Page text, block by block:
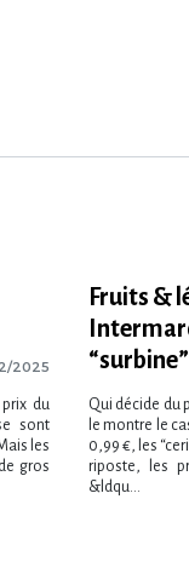
2025
du
sont
les
gros
Fruits &
“surbine”
Qui décide du
le montre le
0,99 €, les
riposte, les
&ldqu...